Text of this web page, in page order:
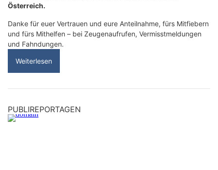
Österreich.
Danke für euer Vertrauen und eure Anteilnahme, fürs Mitfiebern
und fürs Mithelfen – bei Zeugenaufrufen, Vermisstmeldungen
und Fahndungen.
Weiterlesen
PUBLIREPORTAGEN